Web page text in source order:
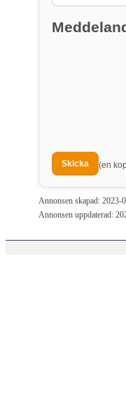
(en
Annonsen skapad: 2023-
Annonsen uppdaterad: